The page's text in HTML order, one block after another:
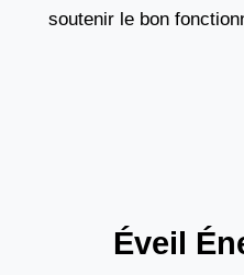
soutenir le bon
Éveil